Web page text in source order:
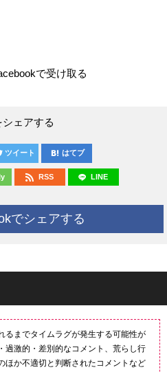
で受け取る
ェアする
ツイート はてブ
RSS LINE
でシェアする
るまでタイムラグが発生する可能性が
過激的・差別的なコメント、荒らし行
ほか不適切と判断されたコメントなど